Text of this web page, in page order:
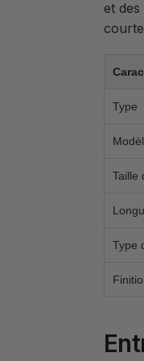
et
courte
Type
Taille
Type